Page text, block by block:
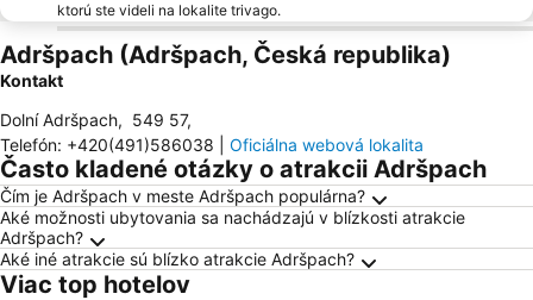
ktorú ste videli na lokalite trivago.
Adršpach (Adršpach, Česká republika)
Kontakt
Dolní Adršpach, 549 57,
Telefón: +420(491)586038 Oficiálna webová lokalita
Často kladené otázky o atrakcii Adršpach
Čím je Adršpach v meste Adršpach populárna?
Aké možnosti ubytovania sa nachádzajú v blízkosti atrakcie
Adršpach?
Aké iné atrakcie sú blízko atrakcie Adršpach?
Viac top hotelov